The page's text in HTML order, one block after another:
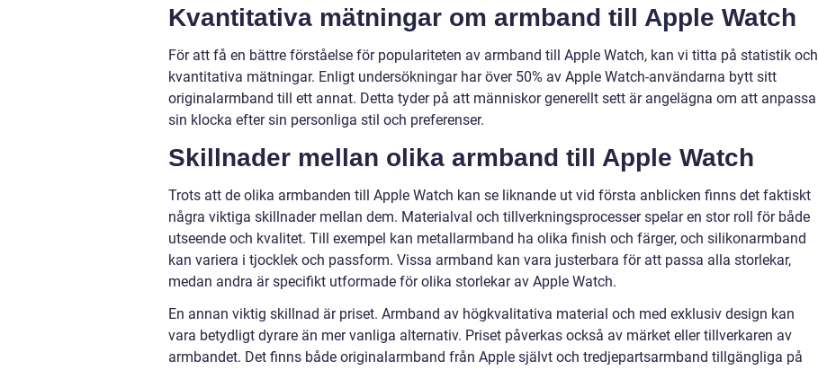
Kvantitativa mätningar om armband till Apple Watch
För att få en bättre förståelse för populariteten av armband till Apple Watch, kan vi titta på statistik och
kvantitativa mätningar. Enligt undersökningar har över 50% av Apple Watch-användarna bytt sitt
originalarmband till ett annat. Detta tyder på att människor generellt sett är angelägna om att anpassa
sin klocka efter sin personliga stil och preferenser.
Skillnader mellan olika armband till Apple Watch
Trots att de olika armbanden till Apple Watch kan se liknande ut vid första anblicken finns det faktiskt
några viktiga skillnader mellan dem. Materialval och tillverkningsprocesser spelar en stor roll för både
utseende och kvalitet. Till exempel kan metallarmband ha olika finish och färger, och silikonarmband
kan variera i tjocklek och passform. Vissa armband kan vara justerbara för att passa alla storlekar,
medan andra är specifikt utformade för olika storlekar av Apple Watch.
En annan viktig skillnad är priset. Armband av högkvalitativa material och med exklusiv design kan
vara betydligt dyrare än mer vanliga alternativ. Priset påverkas också av märket eller tillverkaren av
armbandet. Det finns både originalarmband från Apple självt och tredjepartsarmband tillgängliga på